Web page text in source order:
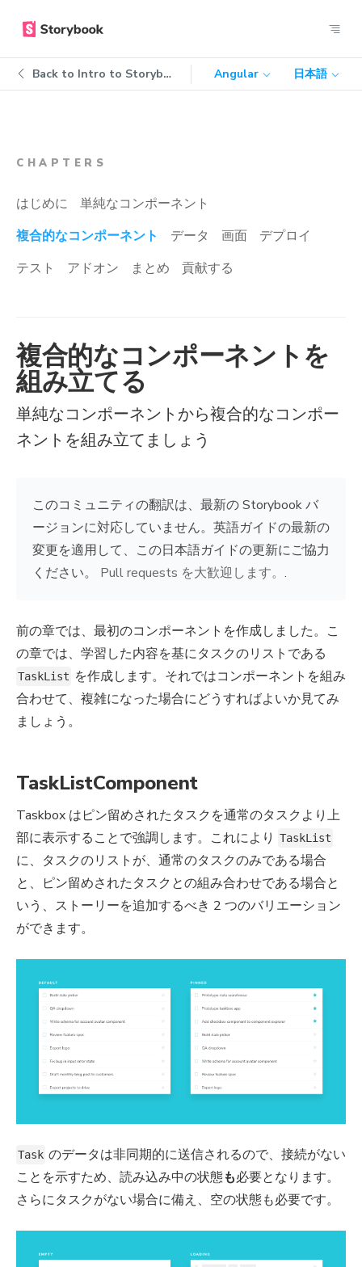
Back to Intro to Storybook Angular 日本語
CHAPTERS
はじめに
単純なコンポーネント
複合的なコンポーネント
データ 画面
デプロイ
テスト
アドオン まとめ 貢献する
複合的なコンポーネントを
組み立てる
単純なコンポーネントから複合的なコンポー
ネントを組み立てましょう
このコミュニティの翻訳は、最新の Storybook バ
ージョンに対応していません。英語ガイドの最新の
変更を適用して、この日本語ガイドの更新にご協力
ください。
Pull requests を大歓迎します。 .
前の章では、最初のコンポーネントを作成しました。こ
の章では、学習した内容を基にタスクのリストである
TaskList を作成します。それではコンポーネントを組み
合わせて、複雑になった場合にどうすればよいか見てみ
ましょう。
TaskListComponent
Taskbox はピン留めされたタスクを通常のタスクより上
部に表示することで強調します。これにより
TaskList
に、タスクのリストが、通常のタスクのみである場合
と、ピン留めされたタスクとの組み合わせである場合と
いう、ストーリーを追加するべき 2 つのバリエーション
ができます。
Task のデータは非同期的に送信されるので、接続がない
ことを示すため、読み込み中の状態も必要となります。
さらにタスクがない場合に備え、空の状態も必要です。